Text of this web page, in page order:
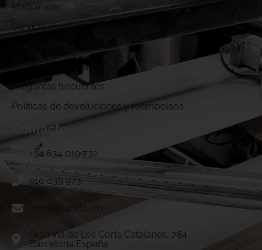
Maquinaria
Servicio técnico
¿Cómo funcionamos?
Preguntas frecuentes
Politicas de devoluciones y reembolsos
Contacto
+34 634 019 732
910 039 973
info@vivadtf.com
Gran Vía de Les Corts Catalanes, 784.
Barcelona,España